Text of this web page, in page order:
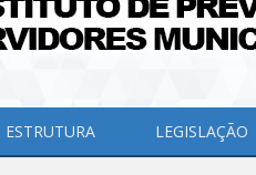
ESTRUTURA LEGISLAÇÃO